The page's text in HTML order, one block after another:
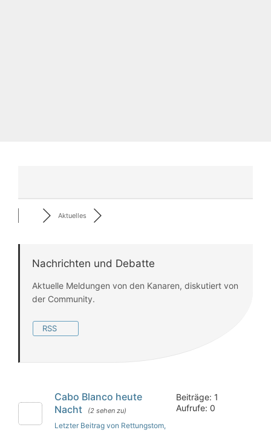
Aktuelles
Nachrichten und Debatte
Aktuelle Meldungen von den Kanaren, diskutiert von
der Community.
RSS
Cabo Blanco heute
Nacht
(2 sehen zu)
Letzter Beitrag von Rettungstom,
Beiträge: 1
Aufrufe: 0